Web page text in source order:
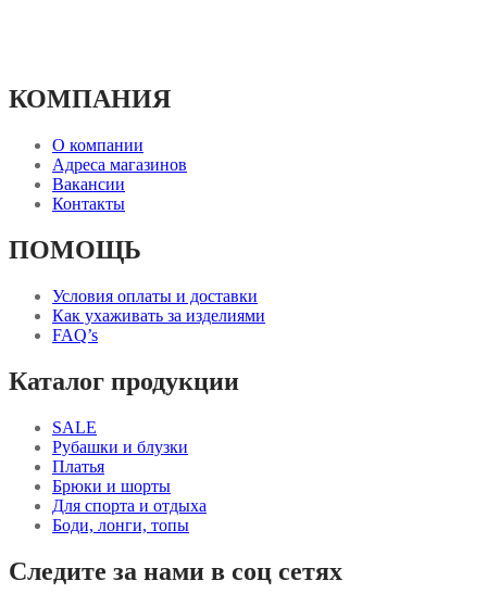
КОМПАНИЯ
О компании
Адреса магазинов
Вакансии
Контакты
ПОМОЩЬ
Условия оплаты и доставки
Как ухаживать за изделиями
FAQ’s
Каталог продукции
SALE
Рубашки и блузки
Платья
Брюки и шорты
Для спорта и отдыха
Боди, лонги, топы
Следите за нами в соц сетях